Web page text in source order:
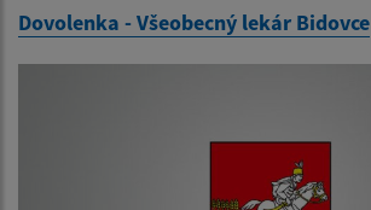
Dovolenka - Všeobecný lekár Bidovce